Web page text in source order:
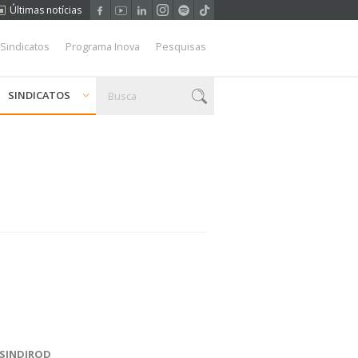
Últimas notícias
Programa Inova Pesquisas
SINDICATOS